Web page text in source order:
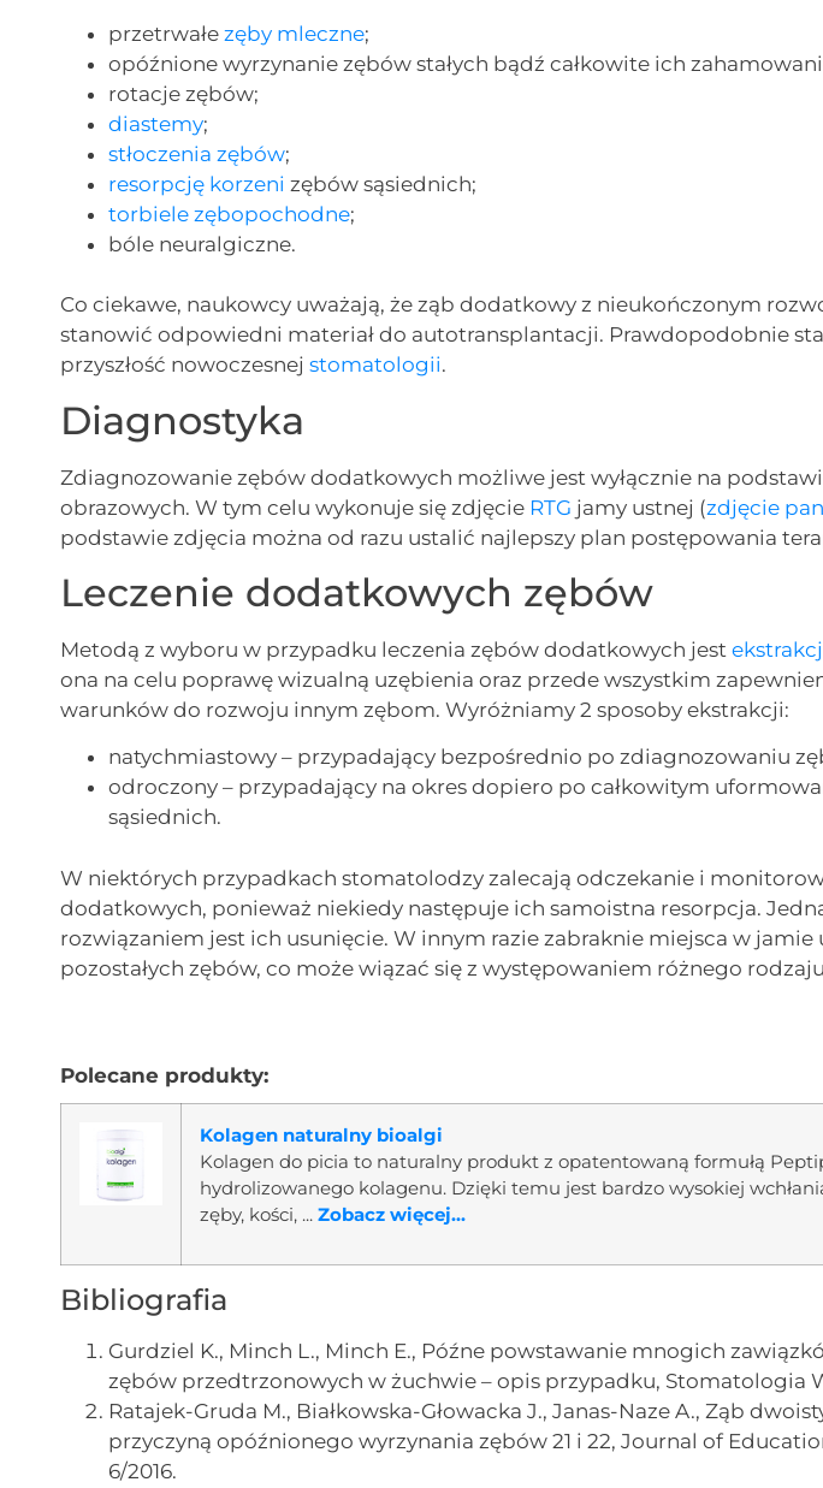
przetrwałezęby mleczne;
opóźnione wyrzynanie zębów stałych bądź całkowite ich
rotacje zębów;
diastemy;
stłoczenia zębów;
resorpcję korzeni zębów sąsiednich;
torbiele zębopochodne;
bóle neuralgiczne.
Co ciekawe, naukowcy uważają, że ząb dodatkowy z nieukończonym
stanowić odpowiedni materiał do autotransplantacji. Prawdopodobnie
przyszłość nowoczesnejstomatologii.
Diagnostyka
Zdiagnozowanie zębów dodatkowych możliwe jest wyłącznie na
obrazowych. W tym celu wykonuje się zdjęcie RTG jamy ustnej (zdjęcie
podstawie zdjęcia można od razu ustalić najlepszy plan postępowania
Leczenie dodatkowych zębów
Metodą z wyboru w przypadku leczenia zębów dodatkowych jest
ona na celu poprawę wizualną uzębienia oraz przede wszystkim
warunków do rozwoju innym zębom. Wyróżniamy 2 sposoby ekstrakcji:
natychmiastowy – przypadający bezpośrednio po zdiagnozowaniu
odroczony – przypadający na okres dopiero po całkowitym
sąsiednich.
W niektórych przypadkach stomatolodzy zalecają odczekanie i
dodatkowych, ponieważ niekiedy następuje ich samoistna resorpcja.
rozwiązaniem jest ich usunięcie. W innym razie zabraknie miejsca w jamie
pozostałych zębów, co może wiązać się z występowaniem różnego
Polecane produkty:
Kolagen naturalny bioalgi
Kolagen do picia to naturalny produkt z opatentowaną formułą
hydrolizowanego kolagenu. Dzięki temu jest bardzo wysokiej
zęby, kości, ...Zobacz więcej...
Bibliografia
Gurdziel K., Minch L., Minch E., Późne powstawanie mnogich
zębów przedtrzonowych w żuchwie – opis przypadku, Stomatologia
Ratajek-Gruda M., Białkowska-Głowacka J., Janas-Naze A., Ząb
przyczyną opóźnionego wyrzynania zębów 21 i 22, Journal of
6/2016.